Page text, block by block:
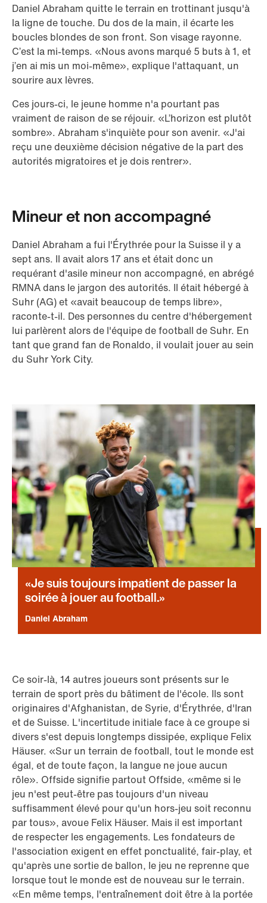
Daniel Abraham quitte le terrain en trottinant jusqu'à
la ligne de touche. Du dos de la main, il écarte les
boucles blondes de son front. Son visage rayonne.
C’est la mi-temps. «Nous avons marqué 5 buts à 1, et
j’en ai mis un moi-même», explique l'attaquant, un
sourire aux lèvres.
Ces jours-ci, le jeune homme n'a pourtant pas
vraiment de raison de se réjouir. «L’horizon est plutôt
sombre». Abraham s'inquiète pour son avenir. «J'ai
reçu une deuxième décision négative de la part des
autorités migratoires et je dois rentrer».
Mineur et non accompagné
Daniel Abraham a fui l'Érythrée pour la Suisse il y a
sept ans. Il avait alors 17 ans et était donc un
requérant d'asile mineur non accompagné, en abrégé
RMNA dans le jargon des autorités. Il était hébergé à
Suhr (AG) et «avait beaucoup de temps libre»,
raconte-t-il. Des personnes du centre d'hébergement
lui parlèrent alors de l'équipe de football de Suhr. En
tant que grand fan de Ronaldo, il voulait jouer au sein
du Suhr York City.
Je suis toujours impatient de passer la
soirée à jouer au football.
Daniel Abraham
Ce soir-là, 14 autres joueurs sont présents sur le
terrain de sport près du bâtiment de l'école. Ils sont
originaires d'Afghanistan, de Syrie, d'Érythrée, d'Iran
et de Suisse. L'incertitude initiale face à ce groupe si
divers s'est depuis longtemps dissipée, explique Felix
Häuser. «Sur un terrain de football, tout le monde est
égal, et de toute façon, la langue ne joue aucun
rôle». Offside signifie partout Offside, «même si le
jeu n'est peut-être pas toujours d'un niveau
suffisamment élevé pour qu'un hors-jeu soit reconnu
par tous», avoue Felix Häuser. Mais il est important
de respecter les engagements. Les fondateurs de
l'association exigent en effet ponctualité, fair-play, et
qu'après une sortie de ballon, le jeu ne reprenne que
lorsque tout le monde est de nouveau sur le terrain.
«En même temps, l'entraînement doit être à la portée